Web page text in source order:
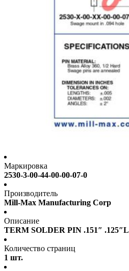
Маркировка
2530-3-00-44-00-00-07-0
Производитель
Mill-Max Manufacturing Corp
Описание
TERM SOLDER PIN .151″ .125″L
Количество страниц
1 шт.